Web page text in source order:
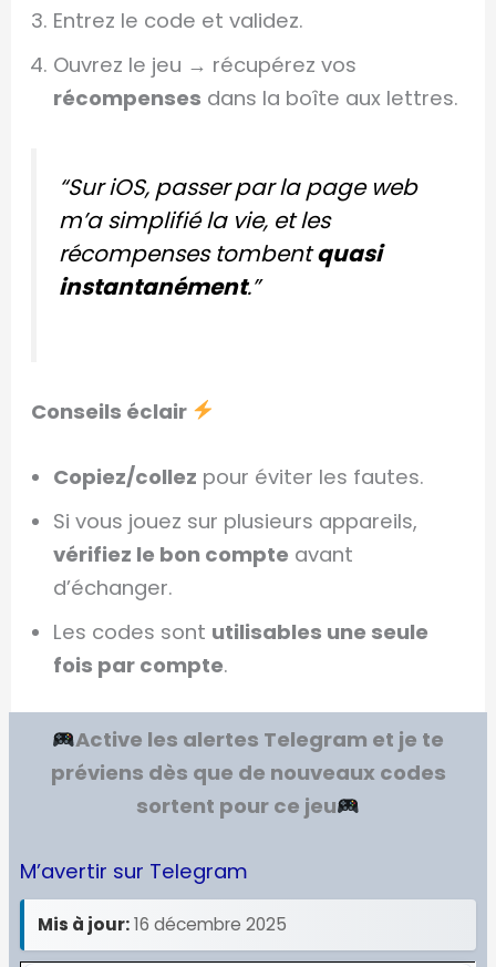
Entrez le code et validez.
Ouvrez le jeu → récupérez vos
récompenses dans la boîte aux lettres.
“Sur iOS, passer par la page web
m’a simplifié la vie, et les
récompenses tombentquasi
instantanément.”
Conseils éclair
Copiez/collez pour éviter les fautes.
Si vous jouez sur plusieurs appareils,
vérifiez le bon compte avant
d’échanger.
Les codes sont utilisables une seule
fois par compte.
Active les alertes Telegram et je te
préviens dès que de nouveaux codes
sortent pour ce jeu
M’avertir sur Telegram
Mis à jour:16 décembre 2025